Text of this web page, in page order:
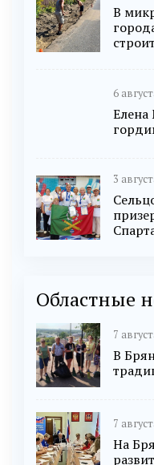
В
6
3
Областные
7
В
7
На